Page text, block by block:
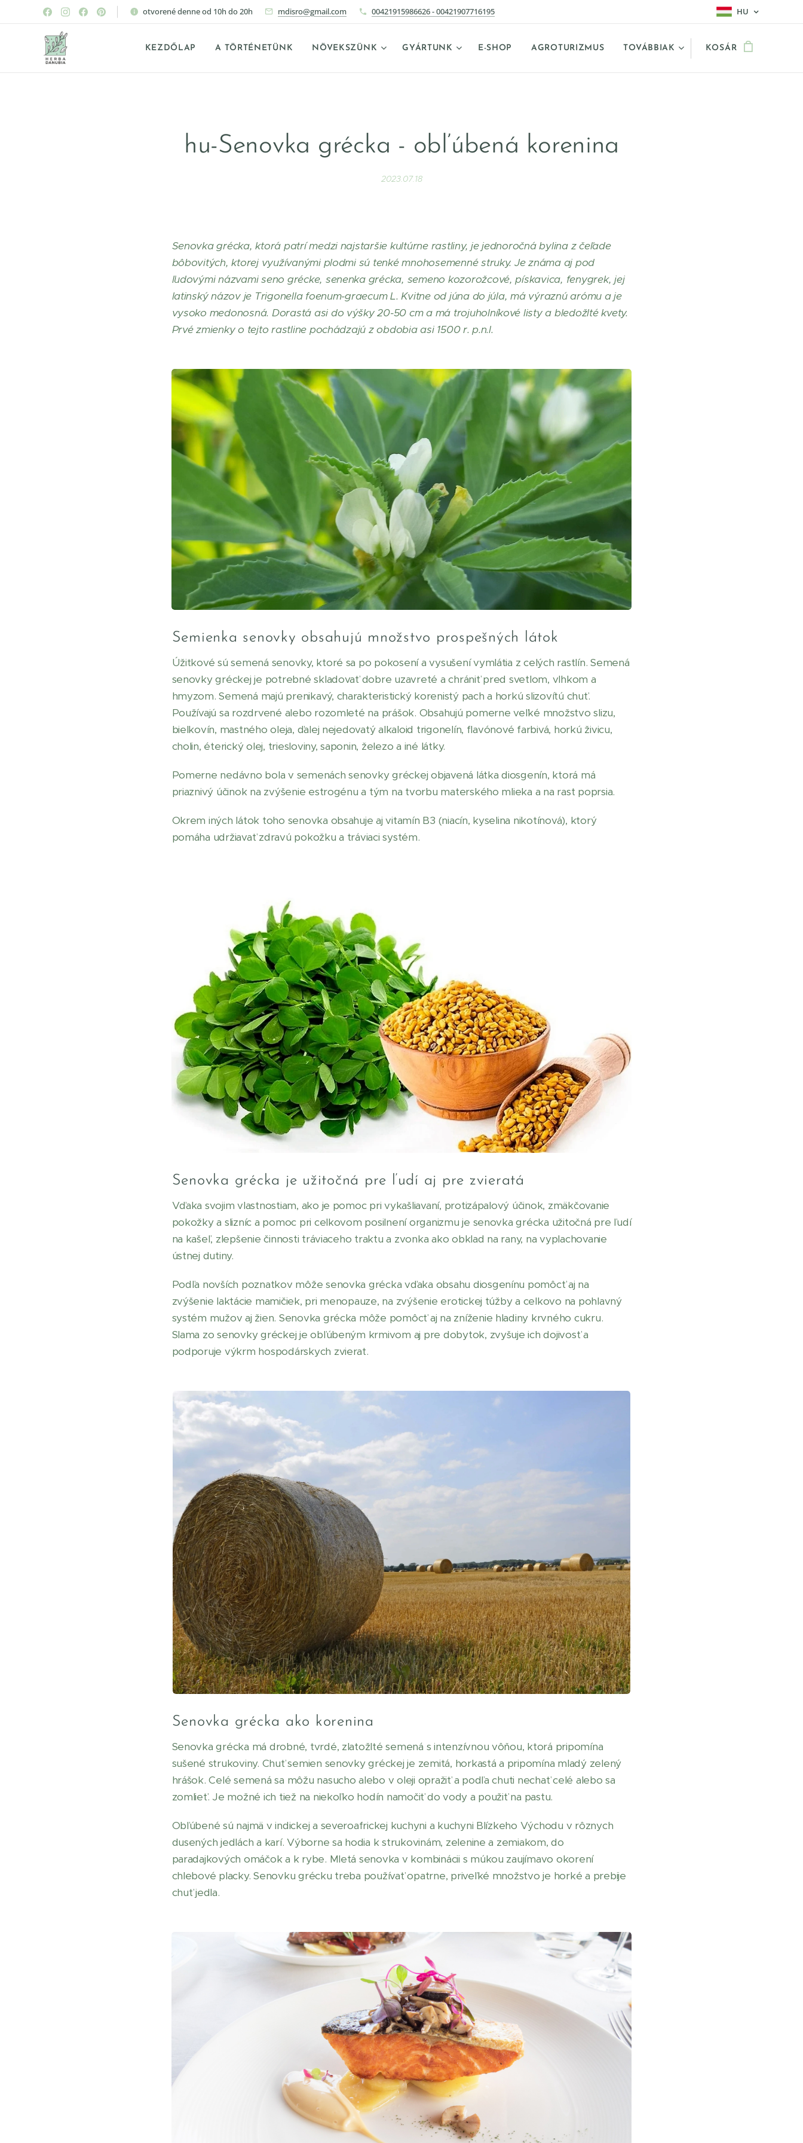
otvorené denne od 10h do 20h mdisro@gmail.com 00421915986626 - 00421907716195 HU
KEZDŐLAP A TÖRTÉNETÜNK NÖVEKSZÜNK GYÁRTUNK E-SHOP AGROTURIZMUS TOVÁBBIAK KOSÁR
hu-Senovka grécka - obľúbená korenina
2023.07.18
Senovka grécka, ktorá patrí medzi najstaršie kultúrne rastliny, je jednoročná bylina z čeľade
bôbovitých, ktorej využívanými plodmi sú tenké mnohosemenné struky. Je známa aj pod
ľudovými názvami seno grécke, senenka grécka, semeno kozorožcové, pískavica, fenygrek, jej
latinský názov je Trigonella foenum-graecum L. Kvitne od júna do júla, má výraznú arómu a je
vysoko medonosná. Dorastá asi do výšky 20-50 cm a má trojuholníkové listy a bledožlté kvety.
Prvé zmienky o tejto rastline pochádzajú z obdobia asi 1500 r. p.n.l.
Semienka senovky obsahujú množstvo prospešných látok
Úžitkové sú semená senovky, ktoré sa po pokosení a vysušení vymlátia z celých rastlín. Semená
senovky gréckej je potrebné skladovať dobre uzavreté a chrániť pred svetlom, vlhkom a
hmyzom. Semená majú prenikavý, charakteristický korenistý pach a horkú slizovítú chuť.
Používajú sa rozdrvené alebo rozomleté na prášok. Obsahujú pomerne veľké množstvo slizu,
bielkovín, mastného oleja, ďalej nejedovatý alkaloid trigonelín, flavónové farbivá, horkú živicu,
cholin, éterický olej, triesloviny, saponin, železo a iné látky.
Pomerne nedávno bola v semenách senovky gréckej objavená látka diosgenín, ktorá má
priaznivý účinok na zvýšenie estrogénu a tým na tvorbu materského mlieka a na rast poprsia.
Okrem iných látok toho senovka obsahuje aj vitamín B3 (niacín, kyselina nikotínová), ktorý
pomáha udržiavať zdravú pokožku a tráviaci systém.
Senovka grécka je užitočná pre ľudí aj pre zvieratá
Vďaka svojim vlastnostiam, ako je pomoc pri vykašliavaní, protizápalový účinok, zmäkčovanie
pokožky a slizníc a pomoc pri celkovom posilnení organizmu je senovka grécka užitočná pre ľudí
na kašeľ, zlepšenie činnosti tráviaceho traktu a zvonka ako obklad na rany, na vyplachovanie
ústnej dutiny.
Podľa novších poznatkov môže senovka grécka vďaka obsahu diosgenínu pomôcť aj na
zvýšenie laktácie mamičiek, pri menopauze, na zvýšenie erotickej túžby a celkovo na pohlavný
systém mužov aj žien. Senovka grécka môže pomôcť aj na zníženie hladiny krvného cukru.
Slama zo senovky gréckej je obľúbeným krmivom aj pre dobytok, zvyšuje ich dojivosť a
podporuje výkrm hospodárskych zvierat.
Senovka grécka ako korenina
Senovka grécka má drobné, tvrdé, zlatožlté semená s intenzívnou vôňou, ktorá pripomína
sušené strukoviny. Chuť semien senovky gréckej je zemitá, horkastá a pripomína mladý zelený
hrášok. Celé semená sa môžu nasucho alebo v oleji opražiť a podľa chuti nechať celé alebo sa
zomlieť. Je možné ich tiež na niekoľko hodín namočiť do vody a použiť na pastu.
Obľúbené sú najmä v indickej a severoafrickej kuchyni a kuchyni Blízkeho Východu v rôznych
dusených jedlách a karí. Výborne sa hodia k strukovinám, zelenine a zemiakom, do
paradajkových omáčok a k rybe. Mletá senovka v kombinácii s múkou zaujímavo okorení
chlebové placky. Senovku grécku treba používať opatrne, priveľké množstvo je horké a prebije
chuť jedla.